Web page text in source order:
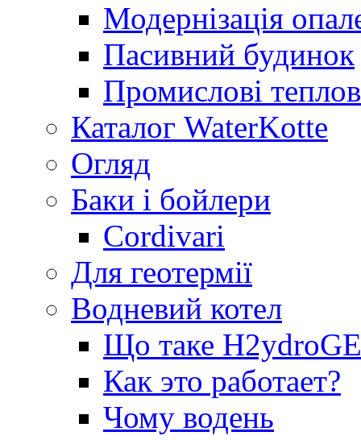
Модернізація
Пасивний будинок
Промислові
Каталог WaterKotte
Огляд
Баки і бойлери
Cordivari
Для геотермії
Водневий котел
Що таке
Как это работает?
Чому водень